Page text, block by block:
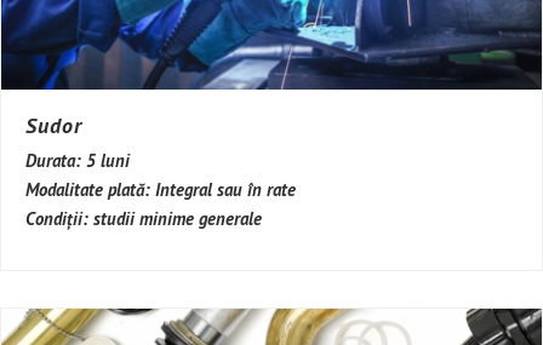
Sudor
Durata: 5 luni
Modalitate plată: Integral sau în rate
Condiții: studii minime generale